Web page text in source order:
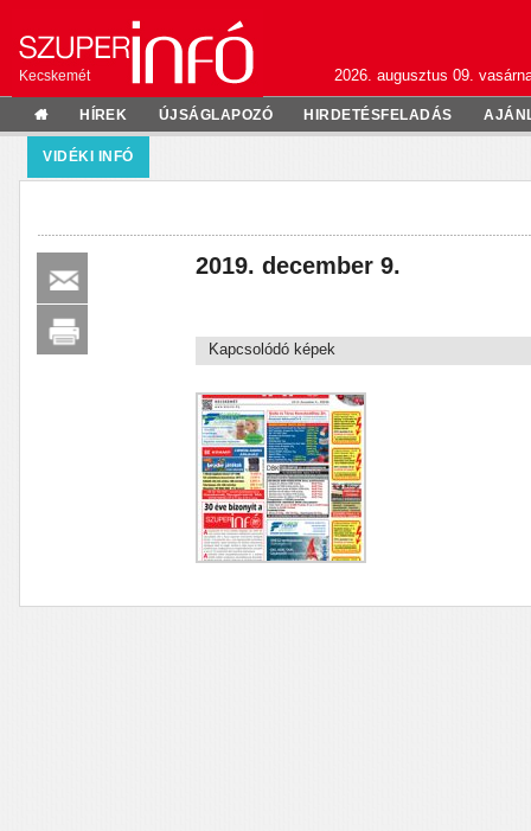
Kecskemét 2026. augusztus 09.
HÍREK ÚJSÁGLAPOZÓ HIRDETÉSFELADÁS
VIDÉKI INFÓ
2019. december 9.
Kapcsolódó képek